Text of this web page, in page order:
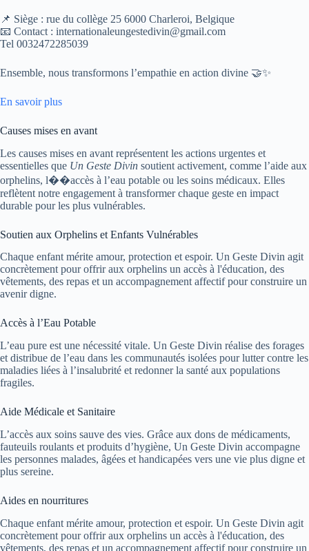
📌 Siège : rue du collège 25 6000 Charleroi, Belgique
📧 Contact : internationaleungestedivin@gmail.com
Tel 0032472285039
Ensemble, nous transformons l’empathie en action divine 🤝✨
En savoir plus
Causes mises en avant
Les causes mises en avant représentent les actions urgentes et
essentielles que Un Geste Divin soutient activement, comme l’aide aux
orphelins, l��accès à l’eau potable ou les soins médicaux. Elles
reflètent notre engagement à transformer chaque geste en impact
durable pour les plus vulnérables.
Soutien aux Orphelins et Enfants Vulnérables
Chaque enfant mérite amour, protection et espoir. Un Geste Divin agit
concrètement pour offrir aux orphelins un accès à l'éducation, des
vêtements, des repas et un accompagnement affectif pour construire un
avenir digne.
Accès à l’Eau Potable
L’eau pure est une nécessité vitale. Un Geste Divin réalise des forages
et distribue de l’eau dans les communautés isolées pour lutter contre les
maladies liées à l’insalubrité et redonner la santé aux populations
fragiles.
Aide Médicale et Sanitaire
L’accès aux soins sauve des vies. Grâce aux dons de médicaments,
fauteuils roulants et produits d’hygiène, Un Geste Divin accompagne
les personnes malades, âgées et handicapées vers une vie plus digne et
plus sereine.
Aides en nourritures
Chaque enfant mérite amour, protection et espoir. Un Geste Divin agit
concrètement pour offrir aux orphelins un accès à l'éducation, des
vêtements, des repas et un accompagnement affectif pour construire un